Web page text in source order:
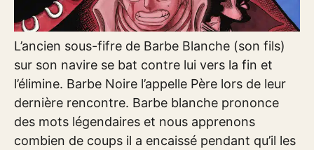
L’ancien sous-fifre de Barbe Blanche (son fils)
sur son navire se bat contre lui vers la fin et
l’élimine. Barbe Noire l’appelle Père lors de leur
dernière rencontre. Barbe blanche prononce
des mots légendaires et nous apprenons
combien de coups il a encaissé pendant qu’il les